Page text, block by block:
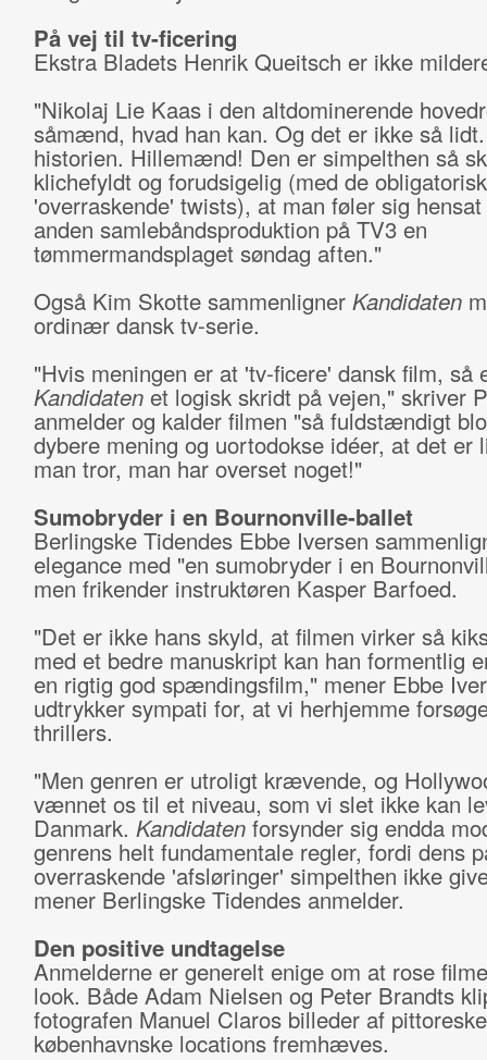
På vej til tv-ficering
Ekstra Bladets Henrik Queitsch er ikke
"Nikolaj Lie Kaas i den altdominerende
såmænd, hvad han kan. Og det er ikke så
historien. Hillemænd! Den er simpelthen så
klichefyldt og forudsigelig (med de
'overraskende' twists), at man føler sig
anden samlebåndsproduktion på TV3 en
tømmermandsplaget søndag aften."
Også Kim Skotte sammenligner Kandidaten
ordinær dansk tv-serie.
"Hvis meningen er at 'tv-ficere' dansk film, så
Kandidatenet logisk skridt på vejen," skriver
anmelder og kalder filmen "så fuldstændigt
dybere mening og uortodokse idéer, at det er
man tror, man har overset noget!"
Sumobryder i en Bournonville-ballet
Berlingske Tidendes Ebbe Iversen
elegance med "en sumobryder i en
men frikender instruktøren Kasper Barfoed.
"Det er ikke hans skyld, at filmen virker så
med et bedre manuskript kan han formentlig
en rigtig god spændingsfilm," mener Ebbe
udtrykker sympati for, at vi herhjemme
thrillers.
"Men genren er utroligt krævende, og
vænnet os til et niveau, som vi slet ikke kan
Danmark. Kandidaten forsynder sig endda
genrens helt fundamentale regler, fordi dens
overraskende 'afsløringer' simpelthen ikke
mener Berlingske Tidendes anmelder.
Den positive undtagelse
Anmelderne er generelt enige om at rose
look. Både Adam Nielsen og Peter Brandts
fotografen Manuel Claros billeder af pittoreske
københavnske locations fremhæves.